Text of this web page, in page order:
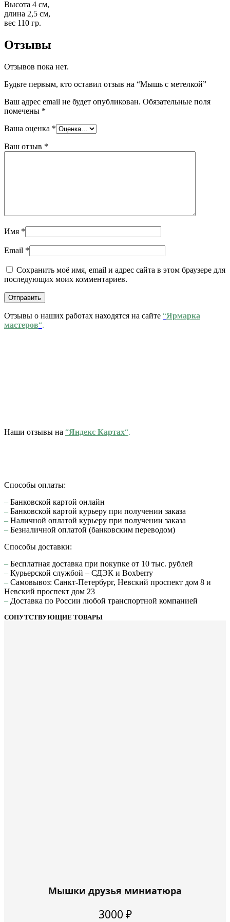
Высота 4 см,
длина 2,5 см,
вес 110 гр.
Отзывы
Отзывов пока нет.
Будьте первым, кто оставил отзыв на “Мышь с метелкой”
Ваш адрес email не будет опубликован. Обязательные поля
помечены *
Ваша оценка *
Ваш отзыв *
Имя *
Email *
Сохранить моё имя, email и адрес сайта в этом браузере для
последующих моих комментариев.
Отзывы о наших работах находятся на сайте “Ярмарка
мастеров“.
Наши отзывы на “Яндекс Картах“.
Способы оплаты:
– Банковской картой онлайн
– Банковской картой курьеру при получении заказа
– Наличной оплатой курьеру при получении заказа
– Безналичной оплатой (банковским переводом)
Способы доставки:
– Бесплатная доставка при покупке от 10 тыс. рублей
– Курьерской службой – СДЭК и Boxberry
– Самовывоз: Санкт-Петербург, Невский проспект дом 8 и
Невский проспект дом 23
– Доставка по России любой транспортной компанией
СОПУТСТВУЮЩИЕ ТОВАРЫ
Мышки друзья миниатюра
3000 ₽